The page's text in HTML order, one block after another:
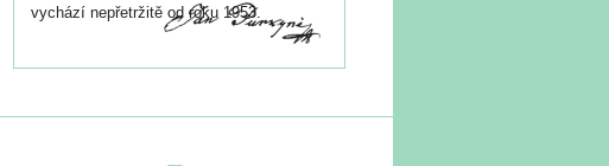
vychází nepřetržitě od roku 1953.